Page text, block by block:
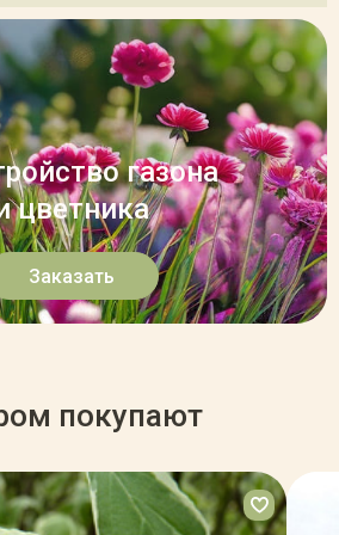
газона
цветника
Заказать
покупают